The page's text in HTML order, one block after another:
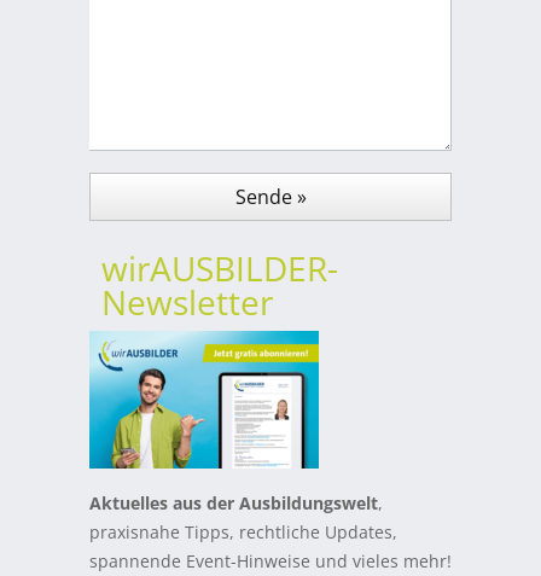
wirAUSBILDER-
Newsletter
Aktuelles aus der Ausbildungswelt,
praxisnahe Tipps, rechtliche Updates,
spannende Event-Hinweise und vieles mehr!